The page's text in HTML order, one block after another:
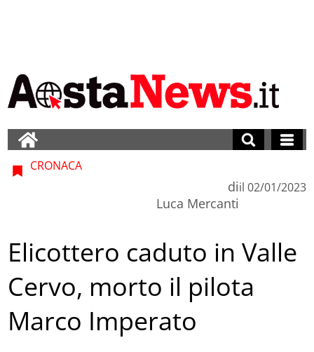
CRONACA
di
Luca Mercanti
il 02/01/2023
Elicottero caduto in Valle
Cervo, morto il pilota
Marco Imperato